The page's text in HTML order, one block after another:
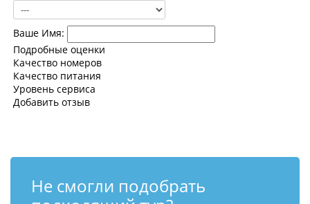
Ваше Имя:
Подробные оценки
Качество номеров
Качество питания
Уровень сервиса
Добавить отзыв
Не смогли подобрать